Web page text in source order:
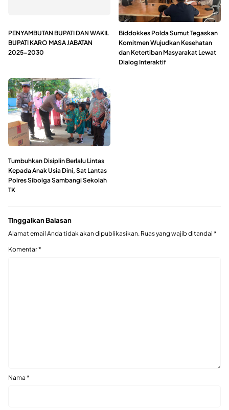
PENYAMBUTAN BUPATI DAN WAKIL
BUPATI KARO MASA JABATAN
2025-2030
Biddokkes Polda Sumut Tegaskan
Komitmen Wujudkan Kesehatan
dan Ketertiban Masyarakat Lewat
Dialog Interaktif
Tumbuhkan Disiplin Berlalu Lintas
Kepada Anak Usia Dini, Sat Lantas
Polres Sibolga Sambangi Sekolah
TK
Tinggalkan Balasan
Alamat email Anda tidak akan dipublikasikan. Ruas yang wajib ditandai *
Komentar*
Nama *